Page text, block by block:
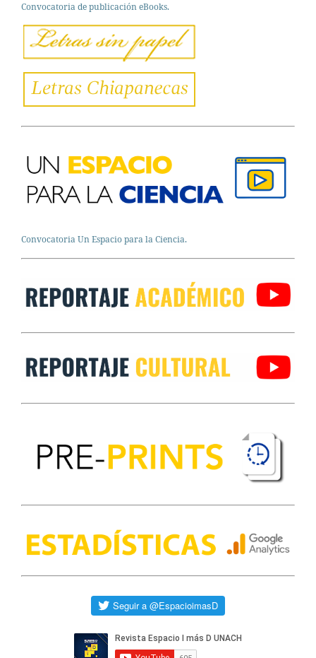
Convocatoria de publicación eBooks.
Convocatoria Un Espacio para la Ciencia.